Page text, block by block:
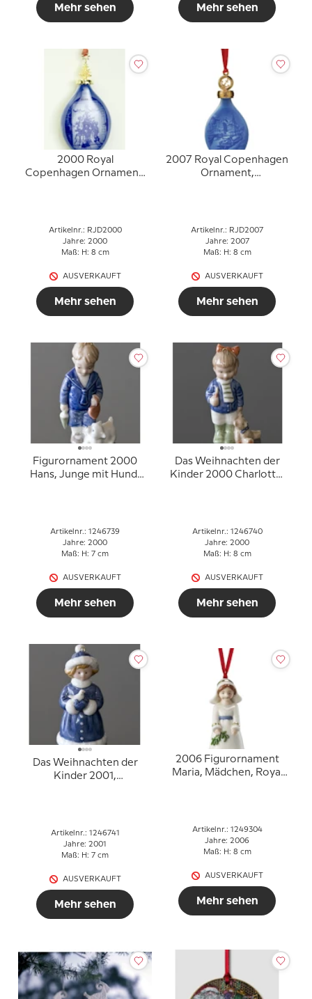
Mehr sehen Mehr sehen
2000 Royal
Copenhagen Ornament,
Artikelnr.: RJD2000
Jahre: 2000
Maß: H: 8 cm
AUSVERKAUFT
Mehr sehen
2007 Royal Copenhagen
Ornament,
Artikelnr.: RJD2007
Jahre: 2007
Maß: H: 8 cm
AUSVERKAUFT
Mehr sehen
Figurornament 2000
Hans, Junge mit Hund,
Artikelnr.: 1246739
Jahre: 2000
Maß: H: 7 cm
AUSVERKAUFT
Mehr sehen
Das Weihnachten der
Kinder 2000 Charlotte,
Artikelnr.: 1246740
Jahre: 2000
Maß: H: 8 cm
AUSVERKAUFT
Mehr sehen
Das Weihnachten der
Kinder 2001,
Artikelnr.: 1246741
Jahre: 2001
Maß: H: 7 cm
AUSVERKAUFT
Mehr sehen
2006 Figurornament
Maria, Mädchen, Royal
Artikelnr.: 1249304
Jahre: 2006
Maß: H: 8 cm
AUSVERKAUFT
Mehr sehen